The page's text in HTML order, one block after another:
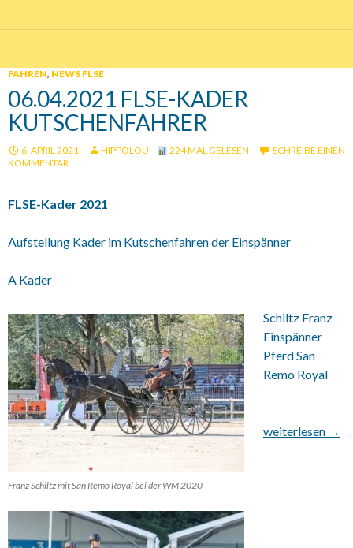
FAHREN, NEWS FLSE
06.04.2021 FLSE-KADER
KUTSCHENFAHRER
6. APRIL 2021 HIPPOLOU 224 MAL GELESEN
SCHREIBE EINEN
KOMMENTAR
FLSE-Kader 2021
Aufstellung Kader im Kutschenfahren der Einspänner
A Kader
Franz Schiltz mit San Remo Royal bei der WM 2020
Schiltz Franz
Einspänner
Pferd San
Remo Royal
06.04.2021
weiterlesen →